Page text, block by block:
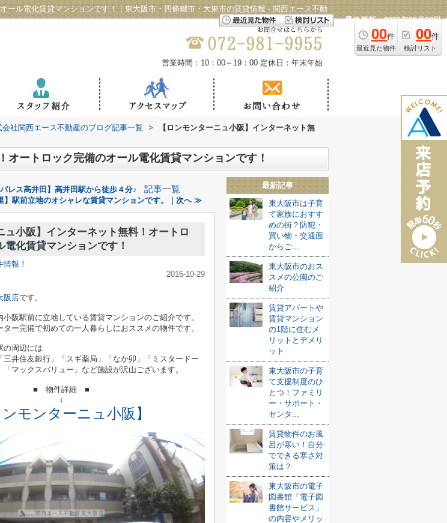
ール電化賃貸マンションです！｜東大阪市・四條畷市・大東市の賃貸情報 - 関西エース不動
最終更新：2026年08月08日
00件
最近見た物件
00件
検討リスト
営業時間：10：00～19：00 定休日：年末年始
会社関西エース不動産のブログ記事一覧 >
【ロンモンターニュ小阪】インターネット無
オートロック完備のオール電化賃貸マンションです！
レス高井田】高井田駅から徒歩４分♪ 記事一覧
】駅前立地のオシャレな賃貸マンションです。｜次へ ≫
ュ小阪】インターネット無料！オートロ
電化賃貸マンションです！
報！
2016-10-29
阪店です。
阪駅前に立地している賃貸マンションのご紹介です。
ー完備で初めての一人暮らしにおススメの物件です。
周辺には
三井住友銀行」「スギ薬局」「なか卯」「ミスタードー
マックスバリュー」など施設が沢山ございます。
■ 物件詳細 ■
↓
ンモンターニュ小阪】
最新記事
東大阪市は子育
て家族におすす
めの街？防犯・
買い物・交通面
からご...
東大阪市のおス
スメの公園のご
紹介
賃貸アパートや
賃貸マンション
の1階に住むメ
リットとデメリ
ット
東大阪市の子育
て支援制度のひ
とつ！ファミリ
ー・サポート・
センタ...
賃貸物件のお風
呂が寒い！自分
でできる寒さ対
策は？
東大阪市の電子
図書館「電子図
書館サービス」
の内容やメリッ